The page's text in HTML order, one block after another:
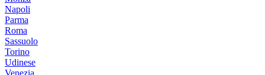
Napoli
Parma
Roma
Sassuolo
Torino
Udinese